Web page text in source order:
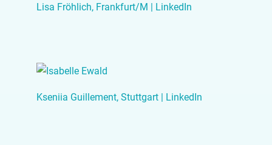
Lisa Fröhlich, Frankfurt/M | LinkedIn
Kseniia Guillement, Stuttgart | LinkedIn